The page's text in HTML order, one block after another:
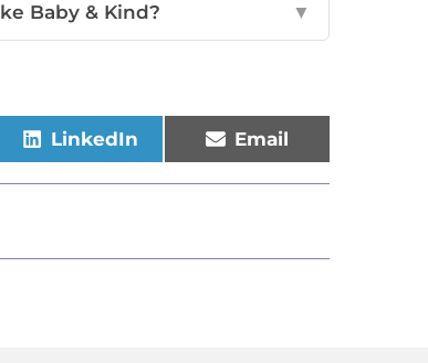
Baby & Kind? ▼
LinkedIn Email